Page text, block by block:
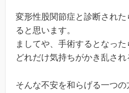
変形性股関節症と診断され
ると思います。
ましてや、手術するとなった
どれだけ気持ちがかき乱され
そんな不安を和らげる一つの